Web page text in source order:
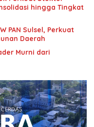
hingga Tingkat
PAN Sulsel, Perkuat
Daerah
Murni dari